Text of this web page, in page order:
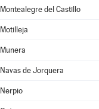
Montealegre del Castillo
Motilleja
Munera
Navas de Jorquera
Nerpio